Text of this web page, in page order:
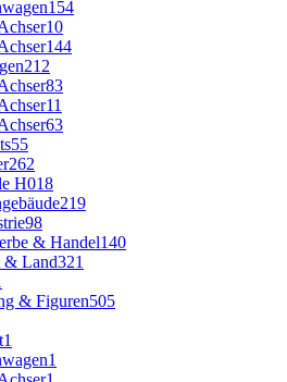
154
10
144
212
83
11
63
55
262
H018
219
98
& Handel140
& Land321
& Figuren505
1
1